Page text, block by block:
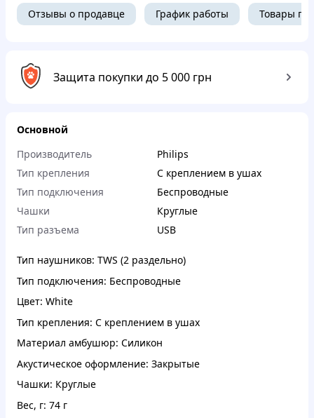
Отзывы о продавце График работы Товары
Защита покупки до 5 000 грн
Основной
Производитель
Philips
Тип крепления
С креплением в ушах
Тип подключения
Беспроводные
Чашки
Круглые
Тип разъема
USB
Тип наушников: TWS (2 раздельно)
Тип подключения: Беспроводные
Цвет: White
Тип крепления: С креплением в ушах
Материал амбушюр: Силикон
Акустическое оформление: Закрытые
Чашки: Круглые
Вес, г: 74 г